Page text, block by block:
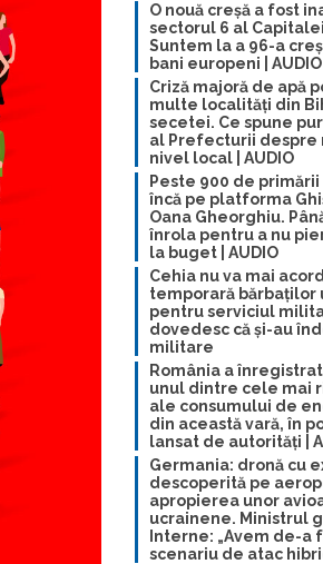
O nouă creșă a fost
sectorul 6 al
Suntem la a 96-a
bani europeni | AUDIO
Criză majoră de apă
multe localități din
secetei. Ce spune
al Prefecturii despre
nivel local | AUDIO
Peste 900 de primării
încă pe platforma
Oana Gheorghiu.
înrola pentru a nu
la buget | AUDIO
Cehia nu va mai
temporară bărbaților
pentru serviciul
dovedesc că și-au
militare
România a
unul dintre cele mai
ale consumului de
din această vară, în
lansat de autorități |
Germania: dronă cu
descoperită pe
apropierea unor
ucrainene. Ministrul
Interne: „Avem de-a
scenariu de atac